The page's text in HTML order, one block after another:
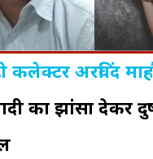
कलेक्टर अरविंद
का झांसा देकर